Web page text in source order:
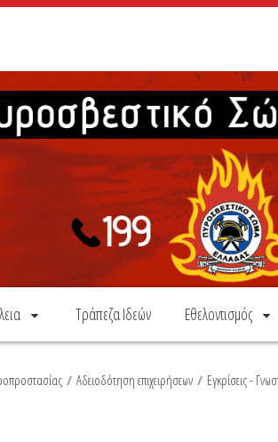
Τράπεζα Ιδεών Εθελοντισμός
/ Αδειοδότηση επιχειρήσεων / Εγκρίσεις -